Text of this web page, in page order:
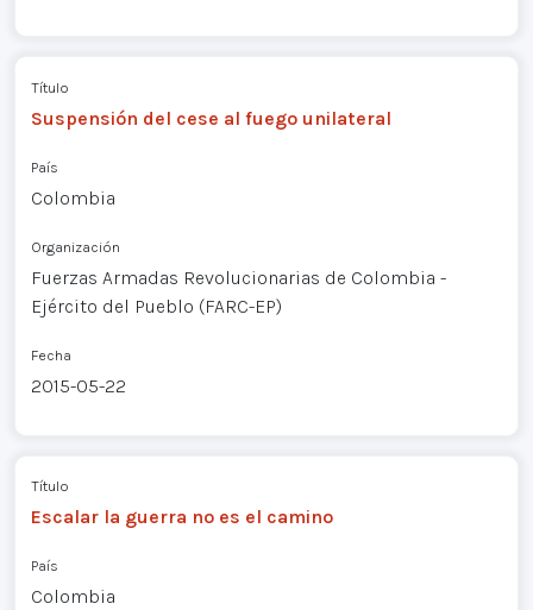
Título
Suspensión del cese al fuego unilateral
País
Colombia
Organización
Fuerzas Armadas Revolucionarias de Colombia -
Ejército del Pueblo (FARC-EP)
Fecha
2015-05-22
Título
Escalar la guerra no es el camino
País
Colombia